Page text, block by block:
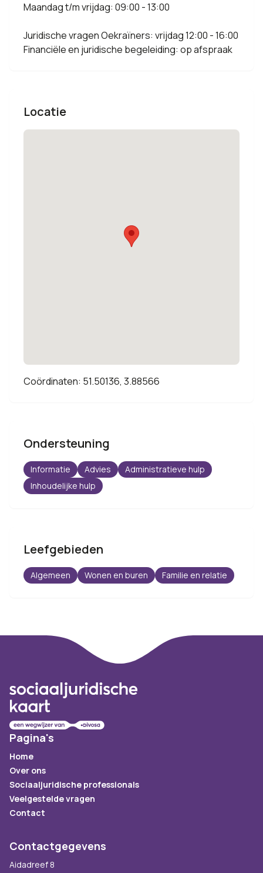
Maandag t/m vrijdag: 09:00 - 13:00
Juridische vragen Oekraïners: vrijdag 12:00 - 16:00
Financiële en juridische begeleiding: op afspraak
Locatie
Coördinaten: 51.50136, 3.88566
Ondersteuning
Informatie Advies
Administratieve hulp
Inhoudelijke hulp
Leefgebieden
Algemeen Wonen en buren Familie en relatie
Pagina's
Home
Over ons
Sociaaljuridische professionals
Veelgestelde vragen
Contact
Contactgegevens
Aidadreef 8